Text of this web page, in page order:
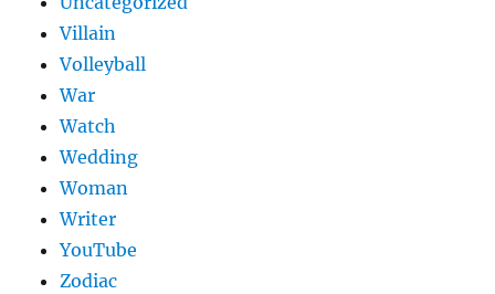
Villain
Volleyball
War
Watch
Wedding
Woman
Writer
YouTube
Zodiac